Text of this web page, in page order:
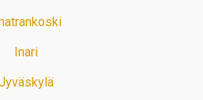
Inari